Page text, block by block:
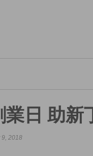
業日 助新
2018